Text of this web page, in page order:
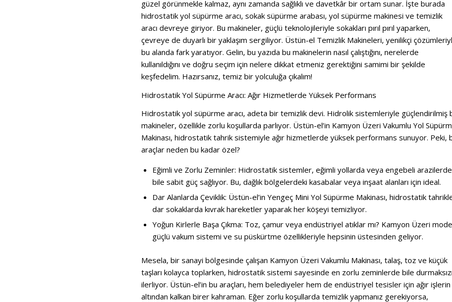
güzel görünmekle kalmaz, aynı zamanda sağlıklı ve davetkâr bir ortam sunar. İşte burada
hidrostatik yol süpürme aracı, sokak süpürme arabası, yol süpürme makinesi ve temizlik
aracı devreye giriyor. Bu makineler, güçlü teknolojileriyle sokakları pırıl pırıl yaparken,
çevreye de duyarlı bir yaklaşım sergiliyor. Üstün-el Temizlik Makineleri, yenilikçi
bu alanda fark yaratıyor. Gelin, bu yazıda bu makinelerin nasıl çalıştığını, nerelerde
kullanıldığını ve doğru seçim için nelere dikkat etmeniz gerektiğini samimi bir şekilde
keşfedelim. Hazırsanız, temiz bir yolculuğa çıkalım!
Hidrostatik Yol Süpürme Aracı: Ağır Hizmetlerde Yüksek Performans
Hidrostatik yol süpürme aracı, adeta bir temizlik devi. Hidrolik sistemleriyle güçlendirilmiş
makineler, özellikle zorlu koşullarda parlıyor. Üstün-el’in Kamyon Üzeri Vakumlu Yol
Makinası, hidrostatik tahrik sistemiyle ağır hizmetlerde yüksek performans sunuyor. Peki,
araçlar neden bu kadar özel?
Eğimli ve Zorlu Zeminler: Hidrostatik sistemler, eğimli yollarda veya engebeli arazilerde
bile sabit güç sağlıyor. Bu, dağlık bölgelerdeki kasabalar veya inşaat alanları için ideal.
Dar Alanlarda Çeviklik: Üstün-el’in Yengeç Mini Yol Süpürme Makinası, hidrostatik
dar sokaklarda kıvrak hareketler yaparak her köşeyi temizliyor.
Yoğun Kirlerle Başa Çıkma: Toz, çamur veya endüstriyel atıklar mı? Kamyon Üzeri
güçlü vakum sistemi ve su püskürtme özellikleriyle hepsinin üstesinden geliyor.
Mesela, bir sanayi bölgesinde çalışan Kamyon Üzeri Vakumlu Makinası, talaş, toz ve küçük
taşları kolayca toplarken, hidrostatik sistemi sayesinde en zorlu zeminlerde bile
ilerliyor. Üstün-el’in bu araçları, hem belediyeler hem de endüstriyel tesisler için ağır işlerin
altından kalkan birer kahraman. Eğer zorlu koşullarda temizlik yapmanız gerekiyorsa,